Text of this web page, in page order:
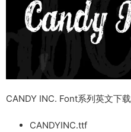
CANDY INC. Font系列英文下
CANDYINC.ttf